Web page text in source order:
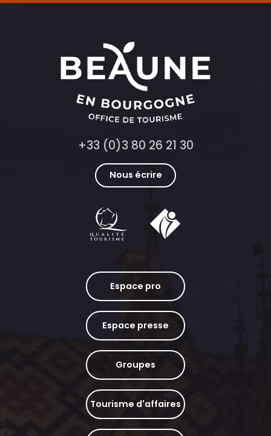
+33 (0)3 80 26 21 30
Nous écrire
Espace pro
Espace presse
Groupes
Tourisme d'affaires